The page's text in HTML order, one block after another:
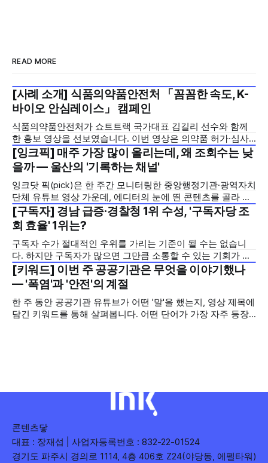
READ MORE
2026년 7월 5주
[사례 소개] 식품의약품안전처 「꼼꼼한 속도, K-
바이오 안심레이스」 캠페인
식품의약품안전처가 쇼트트랙 국가대표 김길리 선수와 함께
한 홍보 영상을 선보였습니다. 이번 영상은 의약품 허가·심사
기간을 기존 420일에서 240일로 단축한 정책을 국민에게 쉽
고 친근하게 알리기 위해 제작한 것으로, 딱딱하게 느껴질 수
있는 규제 정책을, 빙판 위에서 빠른 스피드와 꼼꼼한 준비를
모두 갖춘 김길리 선수의 이미지에 빗대어 풀어낸 것이 특징입
니다. '빠르지만
2026년 7월 5주
[잉크픽] 매주 가장 많이 올리는데, 왜 조회수는 낮
을까 — 울산의 '기록하는 채널'
잉크닷 픽(pick)은 한 주간 모니터링한 중앙행정기관·광역자치
단체 유튜브 영상 가운데, 에디터의 눈에 띈 콘텐츠를 골라 그
시도와 의미를 들여다보는 코너입니다. 조회수 순위표 맨 위에
오르지는 못했지만, 다른 채널이 가지 않은 길을 택한 콘텐츠
를 소개합니다. 이번 주는 특정 영상 한 편이 아니라, 채널 하나
의 '변화'를 이야기하려
2026년 7월 5주
[구독자] 경남 급증·경찰청 1위 수성, '구독자당 조
회 효율' 1위는?
구독자 수가 절대적인 우위를 가리는 기준이 될 수는 없습니
다. 하지만 구독자가 많으면 그만큼 소통할 수 있는 기회가 많
아집니다. 소통은 곧 채널의 신뢰로 이어집니다. 억지로 구독
자를 확보하기보다는 소통하는, 그래서 충성도 높은 구독자를
다수 확보하길 바라는 마음을 담아, 중앙행정기관과 광역자치
단체 유튜브 채널의 구독자를 월 단위로 분석합니다. 중앙행정
기관과 광역자치단체 유튜브 채널의 구독자를 통합하여
2026년 7월 5주
[키워드] 이번 주 공공기관은 무엇을 이야기했나
— '폭염'과 '안전'의 계절
한 주 동안 공공기관 유튜브가 어떤 '말'을 했는지, 영상 제목에
담긴 키워드를 통해 살펴봅니다. 어떤 단어가 가장 자주 등장
콘텐츠닿
대표 : 장재섭 | 사업자등록번호 : 832-22-01524
경기도 파주시 경의로 1114, 4층 406호 Z24(야당동, 에펠타워)